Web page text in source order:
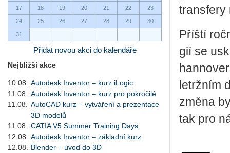
17 18 19 20 21 22 23
24 25 26 27 28 29 30
31
Přidat novou akci do kalendáře
Nejbližší akce
10.08.
Autodesk Inventor – kurz iLogic
11.08.
Autodesk Inventor – kurz pro pokročilé
11.08.
AutoCAD kurz – vytváření a prezentace
3D modelů
11.08.
CATIA V5 Summer Training Days
12.08.
Autodesk Inventor – základní kurz
12.08.
Blender – úvod do 3D
transfe­ry
Příští
gií se
letrž­ním
změna
tak pro